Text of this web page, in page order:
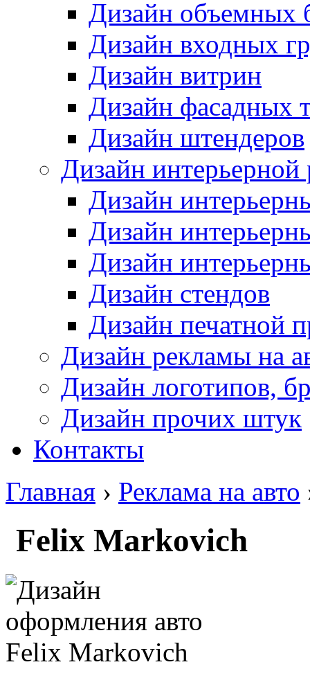
Дизайн объемных
Дизайн входных
Дизайн витрин
Дизайн фасадных
Дизайн штендеров
Дизайн интерьерной
Дизайн
Дизайн
Дизайн
Дизайн стендов
Дизайн печатной
Дизайн рекламы на
Дизайн логотипов,
Дизайн прочих штук
Контакты
Главная › Реклама на авто
Felix Markovich